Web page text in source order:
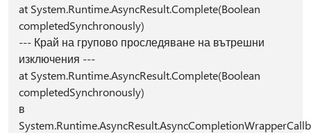
at System.Runtime.AsyncResult.Complete(Boolean
completedSynchronously)
--- Край на групово проследяване на вътрешни
изключения ---
at System.Runtime.AsyncResult.Complete(Boolean
completedSynchronously)
в